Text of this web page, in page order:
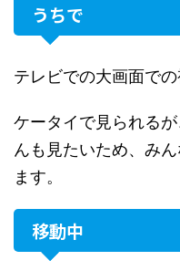
うちで
テレビでの大画面での
ケータイで見られる
んも見たいため、み
ます。
移動中